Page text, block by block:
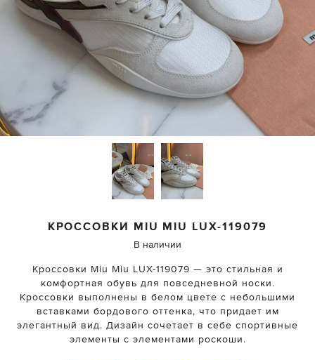
КРОССОВКИ MIU MIU LUX-119079
В наличии
Кроссовки Miu Miu LUX-119079 — это стильная и
комфортная обувь для повседневной носки.
Кроссовки выполнены в белом цвете с небольшими
вставками бордового оттенка, что придает им
элегантный вид. Дизайн сочетает в себе спортивные
элементы с элементами роскоши.